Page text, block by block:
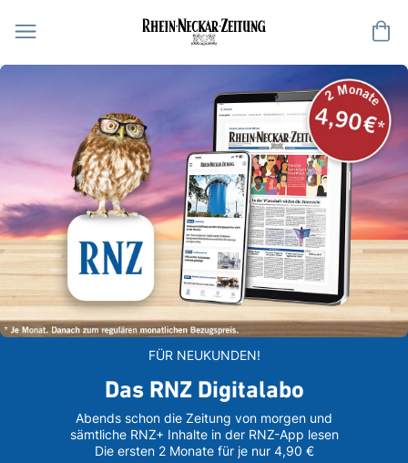
FÜR NEUKUNDEN!
Das RNZ Digitalabo
Abends schon die Zeitung von morgen und
sämtliche RNZ+ Inhalte in der RNZ-App lesen
Die ersten 2 Monate für je nur 4,90 €